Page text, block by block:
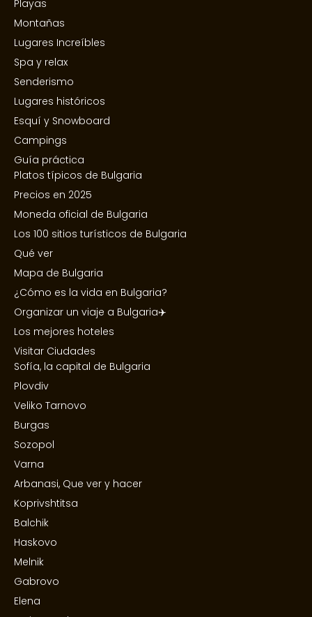
Playas
Montañas
Lugares Increíbles
Spa y relax
Senderismo
Lugares históricos
Esquí y Snowboard
Campings
Guía práctica
Platos típicos de Bulgaria
Precios en 2025
Moneda oficial de Bulgaria
Los 100 sitios turísticos de Bulgaria
Qué ver
Mapa de Bulgaria
¿Cómo es la vida en Bulgaria?
Organizar un viaje a Bulgaria✈️
Los mejores hoteles
Visitar Ciudades
Sofía, la capital de Bulgaria
Plovdiv
Veliko Tarnovo
Burgas
Sozopol
Varna
Arbanasi, Que ver y hacer
Koprivshtitsa
Balchik
Haskovo
Melnik
Gabrovo
Elena